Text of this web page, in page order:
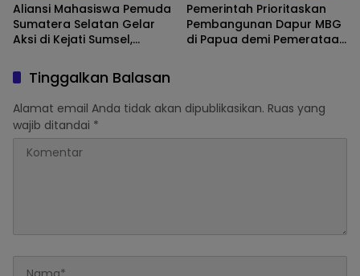
Aliansi Mahasiswa Pemuda
Sumatera Selatan Gelar
Aksi di Kejati Sumsel,
Pungutan Dana BOS dan
Sertifikasi Guru di Ogan Ilir
Pemerintah Prioritaskan
Pembangunan Dapur MBG
di Papua demi Pemerataan
Tinggalkan Balasan
Alamat email Anda tidak akan dipublikasikan. Ruas yang
wajib ditandai *